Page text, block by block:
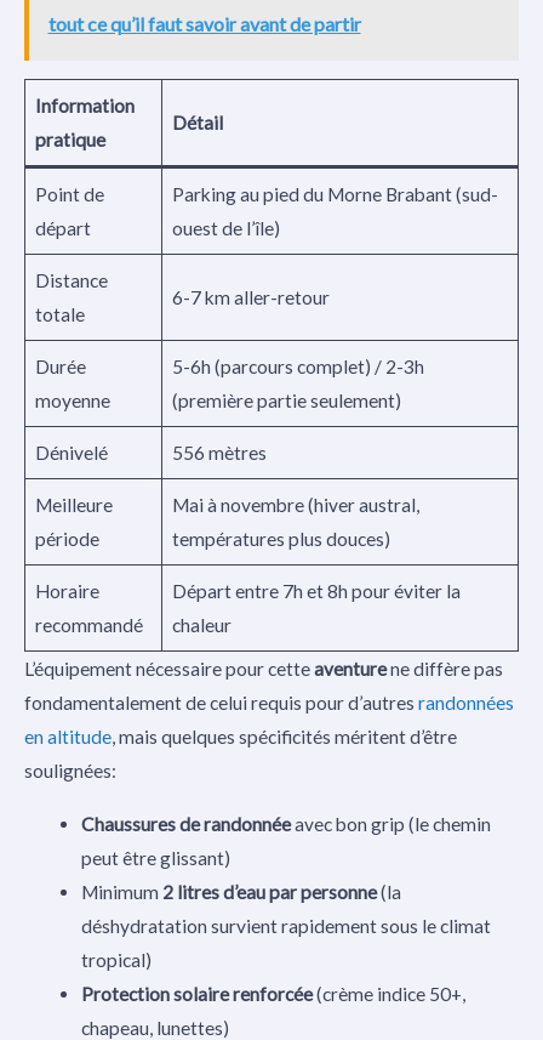
tout ce qu’il faut savoir avant de partir
Information
pratique
Détail
Point de
départ
Parking au pied du Morne Brabant (sud-
ouest de l’île)
Distance
totale
6-7 km aller-retour
Durée
moyenne
5-6h (parcours complet) / 2-3h
(première partie seulement)
Dénivelé 556 mètres
Meilleure
période
Mai à novembre (hiver austral,
températures plus douces)
Horaire
recommandé
Départ entre 7h et 8h pour éviter la
chaleur
L’équipement nécessaire pour cetteaventurene diffère pas
fondamentalement de celui requis pour d’autres randonnées
en altitude, mais quelques spécificités méritent d’être
soulignées:
Chaussures de randonnéeavec bon grip (le chemin
peut être glissant)
Minimum 2 litres d’eau par personne(la
déshydratation survient rapidement sous le climat
tropical)
Protection solaire renforcée(crème indice 50+,
chapeau, lunettes)